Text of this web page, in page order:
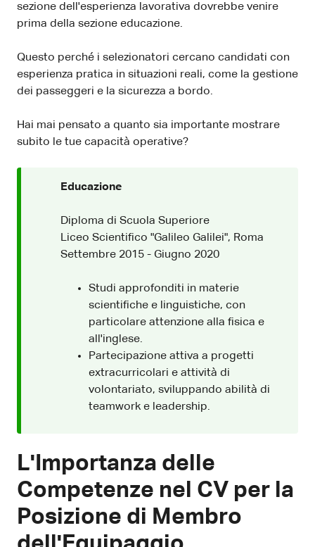
sezione dell'esperienza lavorativa dovrebbe venire
prima della sezione educazione.
Questo perché i selezionatori cercano candidati con
esperienza pratica in situazioni reali, come la gestione
dei passeggeri e la sicurezza a bordo.
Hai mai pensato a quanto sia importante mostrare
subito le tue capacità operative?
Educazione
Diploma di Scuola Superiore
Liceo Scientifico "Galileo Galilei", Roma
Settembre 2015 - Giugno 2020
Studi approfonditi in materie
scientifiche e linguistiche, con
particolare attenzione alla fisica e
all'inglese.
Partecipazione attiva a progetti
extracurricolari e attività di
volontariato, sviluppando abilità di
teamwork e leadership.
L'Importanza delle
Competenze nel CV per la
Posizione di Membro